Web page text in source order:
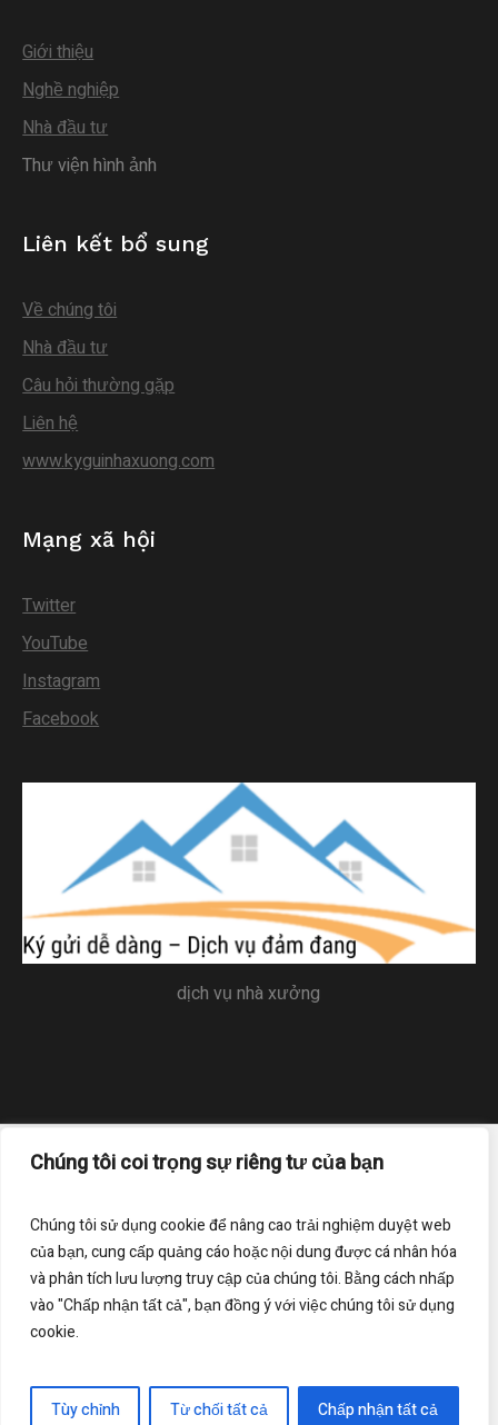
Chúng tôi coi trọng sự riêng tư của bạn
Chúng tôi sử dụng cookie để nâng cao trải nghiệm duyệt web
của bạn, cung cấp quảng cáo hoặc nội dung được cá nhân hóa
và phân tích lưu lượng truy cập của chúng tôi. Bằng cách nhấp
vào "Chấp nhận tất cả", bạn đồng ý với việc chúng tôi sử dụng
cookie.
Tùy chỉnh Từ chối tất cả Chấp nhận tất cả
Giới thiệu
Nghề nghiệp
Nhà đầu tư
Thư viện hình ảnh
Liên kết bổ sung
Về chúng tôi
Nhà đầu tư
Câu hỏi thường gặp
Liên hệ
www.kyguinhaxuong.com
Mạng xã hội
Twitter
YouTube
Instagram
Facebook
dịch vụ nhà xưởng
Trang chủ Liên hệ
Điều khoản sử dụng
Đăng ký nhận bản tin của chúng tôi
Bản quyền thuộc về - www.dichvunhaxuong.net © 2019